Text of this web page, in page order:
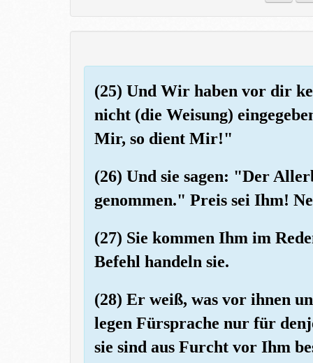
(25) Und Wir haben vor dir
nicht (die Weisung)
Mir, so dient Mir!"
(26) Und sie sagen: "Der
genommen." Preis sei Ihm!
(27) Sie kommen Ihm im
Befehl handeln sie.
(28) Er weiß, was vor ihnen
legen Fürsprache nur für
sie sind aus Furcht vor Ihm